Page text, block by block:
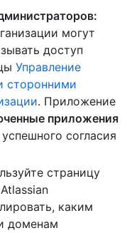
могут
доступ
Управление
сторонними
. Приложение
приложения
согласия
страницу
каким
доменам